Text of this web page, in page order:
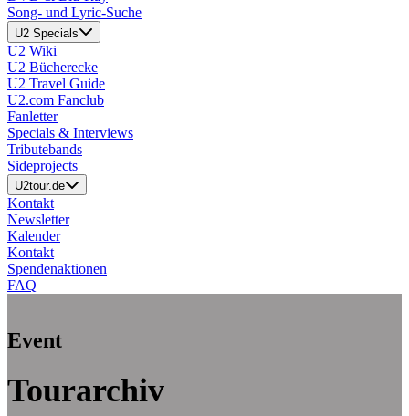
Song- und Lyric-Suche
U2 Specials
U2 Wiki
U2 Bücherecke
U2 Travel Guide
U2.com Fanclub
Fanletter
Specials & Interviews
Tributebands
Sideprojects
U2tour.de
Kontakt
Newsletter
Kalender
Kontakt
Spendenaktionen
FAQ
Event
Tourarchiv